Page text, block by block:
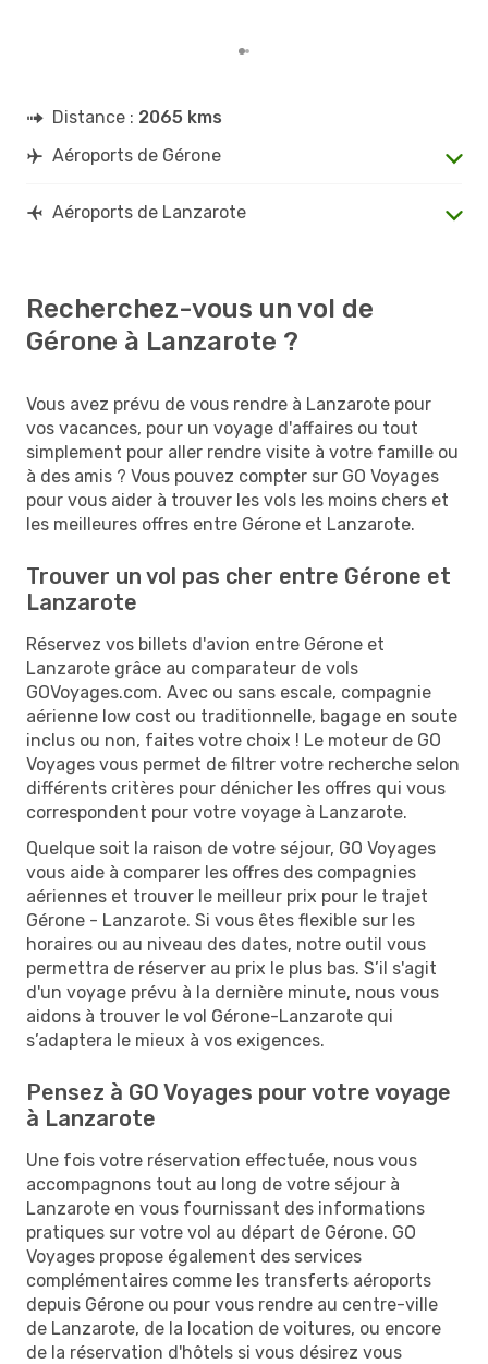
Distance : 2065 kms
Aéroports de Gérone
Aéroports de Lanzarote
Recherchez-vous un vol de
Gérone à Lanzarote ?
Vous avez prévu de vous rendre à Lanzarote pour
vos vacances, pour un voyage d'affaires ou tout
simplement pour aller rendre visite à votre famille ou
à des amis ? Vous pouvez compter sur GO Voyages
pour vous aider à trouver les vols les moins chers et
les meilleures offres entre Gérone et Lanzarote.
Trouver un vol pas cher entre Gérone et
Lanzarote
Réservez vos billets d'avion entre Gérone et
Lanzarote grâce au comparateur de vols
GOVoyages.com. Avec ou sans escale, compagnie
aérienne low cost ou traditionnelle, bagage en soute
inclus ou non, faites votre choix ! Le moteur de GO
Voyages vous permet de filtrer votre recherche selon
différents critères pour dénicher les offres qui vous
correspondent pour votre voyage à Lanzarote.
Quelque soit la raison de votre séjour, GO Voyages
vous aide à comparer les offres des compagnies
aériennes et trouver le meilleur prix pour le trajet
Gérone - Lanzarote. Si vous êtes flexible sur les
horaires ou au niveau des dates, notre outil vous
permettra de réserver au prix le plus bas. S’il s'agit
d'un voyage prévu à la dernière minute, nous vous
aidons à trouver le vol Gérone-Lanzarote qui
s’adaptera le mieux à vos exigences.
Pensez à GO Voyages pour votre voyage
à Lanzarote
Une fois votre réservation effectuée, nous vous
accompagnons tout au long de votre séjour à
Lanzarote en vous fournissant des informations
pratiques sur votre vol au départ de Gérone. GO
Voyages propose également des services
complémentaires comme les transferts aéroports
depuis Gérone ou pour vous rendre au centre-ville
de Lanzarote, de la location de voitures, ou encore
de la réservation d'hôtels si vous désirez vous